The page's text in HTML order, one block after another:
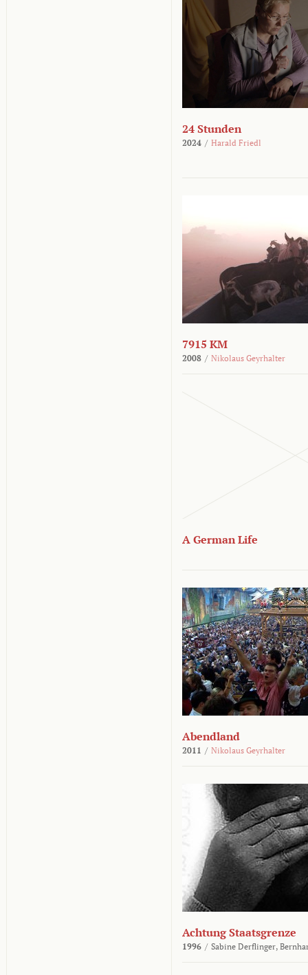
24 Stunden
2024 / Harald Friedl
7915 KM
2008 / Nikolaus Geyrhalter
A German Life
Abendland
2011 / Nikolaus Geyrhalter
Achtung Staatsgrenze
1996 / Sabine Derflinger,